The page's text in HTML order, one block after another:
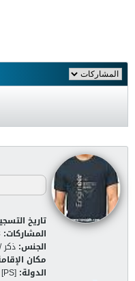
تاريخ
المشاركات:
الجنس: ذكر / Male
مكان
الدولة: